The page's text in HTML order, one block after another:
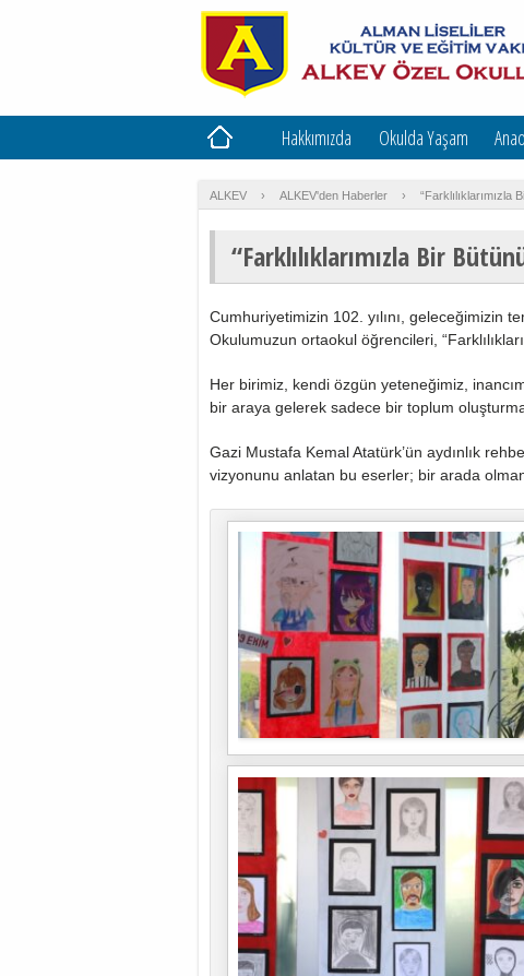
Hakkımızda Okulda Yaşam
ALKEV › ALKEV'den Haberler ›
“Farklılıklarımızla Bir
Cumhuriyetimizin 102. yılını, geleceğimizin
Okulumuzun ortaokul öğrencileri,
Her birimiz, kendi özgün yeteneğimiz,
bir araya gelerek sadece bir toplum
Gazi Mustafa Kemal Atatürk’ün aydınlık
vizyonunu anlatan bu eserler; bir arada